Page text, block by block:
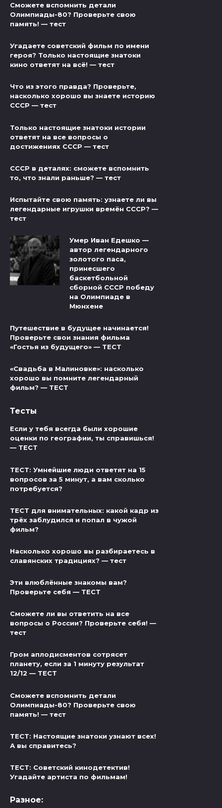
Сможете вспомнить детали
Олимпиады-80? Проверьте свою
память! — тест
Угадаете советский фильм по имени
героя? Только настоящие знатоки
кино ответят на всё! — тест
Что из этого правда? Проверьте,
насколько хорошо вы знаете историю
СССР — тест
Только настоящие знатоки истории
ответят на все вопросы о
достижениях СССР — тест
СССР в деталях: сможете вспомнить
то, что знали раньше? — тест
Испытайте свою память: узнаете ли вы
легендарные игрушки времён СССР? —
тест
Умер Иван Едешко —
автор легендарного
золотого паса,
принесшего
баскетбольной
сборной СССР победу
на Олимпиаде в
Мюнхене
Путешествие в будущее начинается!
Проверьте свои знания фильма
«Гостья из будущего» — ТЕСТ
«Свадьба в Малиновке»: насколько
хорошо вы помните легендарный
фильм? — ТЕСТ
Тесты
Если у тебя всегда были хорошие
оценки по географии, ты справишься!
— ТЕСТ
ТЕСТ: Умнейшие люди ответят на 15
вопросов за 5 минут, а вам сколько
потребуется?
ТЕСТ для внимательных: какой кадр из
трёх заблудился и попал в чужой
фильм?
Насколько хорошо вы разбираетесь в
славянских традициях? — тест
Эти влюблённые знакомы вам?
Проверьте себя — ТЕСТ
Сможете ли вы ответить на все
вопросы о России? Проверьте себя! —
тест
Гром аплодисментов сотрясет
планету, если за 1 минуту результат
12/12 — ТЕСТ
Сможете вспомнить детали
Олимпиады-80? Проверьте свою
память! — тест
ТЕСТ: Настоящие знатоки узнают всех!
А вы справитесь?
ТЕСТ: Советский кинодетектив!
Угадайте артиста по фильмам!
Разное: